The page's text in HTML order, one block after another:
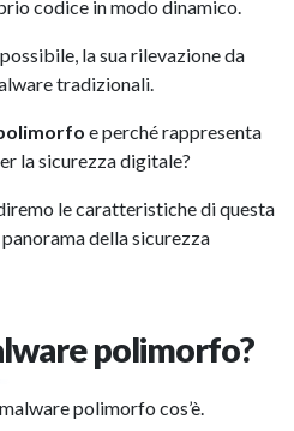
codice in modo dinamico.
la sua rilevazione da
tradizionali.
e perché rappresenta
la sicurezza digitale?
le caratteristiche di questa
della sicurezza
polimorfo?
polimorfo cos’è.